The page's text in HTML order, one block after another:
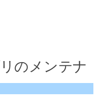
のメンテナ